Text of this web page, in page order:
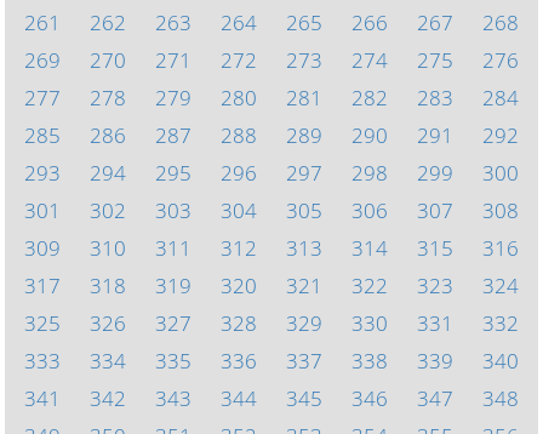
261
262 263 264 265 266 267
268
269
270 271 272 273 274 275
276
277
278 279 280 281 282 283
284
285
286 287 288 289 290 291
292
293
294 295 296 297 298 299
300
301
302 303 304 305 306 307
308
309
310 311 312 313 314 315
316
317
318 319 320 321 322 323
324
325
326 327 328 329 330 331
332
333
334 335 336 337 338 339
340
341
342 343 344 345 346 347
348